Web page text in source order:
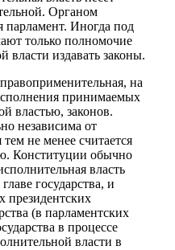
Органом
парламент. Иногда под
только полномочие
власти издавать законы.
на
принимаемых
властью, законов.
независима от
тем не менее считается
Конституции обычно
власть
государства, и
президентских
(в парламентских
в процессе
власти в